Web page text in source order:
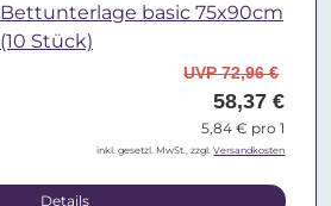
Bettunterlage basic 75x90cm
(10 Stück)
UVP 72,96 €
58,37 €
5,84 € pro 1
inkl. gesetzl. MwSt., zzgl.Versandkosten
Details